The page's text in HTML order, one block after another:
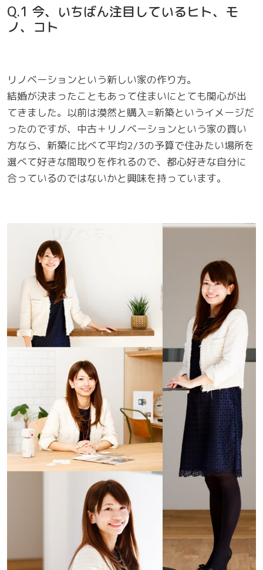
Q.1 今、いちばん注目しているヒト、モ
ノ、コト
リノベーションという新しい家の作り方。
結婚が決まったこともあって住まいにとても関心が出
てきました。以前は漠然と購入=新築というイメージだ
ったのですが、中古＋リノベーションという家の買い
方なら、新築に比べて平均2/3の予算で住みたい場所を
選べて好きな間取りを作れるので、都心好きな自分に
合っているのではないかと興味を持っています。